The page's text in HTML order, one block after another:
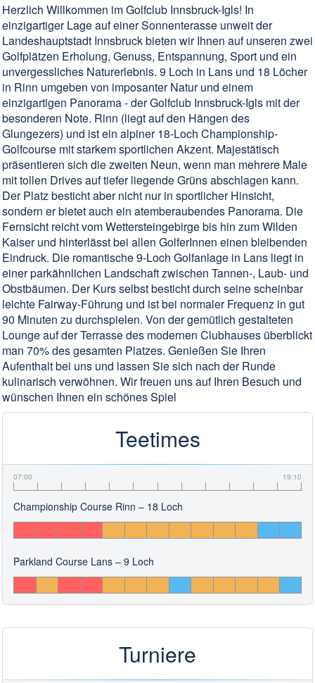
Herzlich Willkommen im Golfclub Innsbruck-Igls! In
einzigartiger Lage auf einer Sonnenterasse unweit der
Landeshauptstadt Innsbruck bieten wir Ihnen auf unseren zwei
Golfplätzen Erholung, Genuss, Entspannung, Sport und ein
unvergessliches Naturerlebnis. 9 Loch in Lans und 18 Löcher
in Rinn umgeben von imposanter Natur und einem
einzigartigen Panorama - der Golfclub Innsbruck-Igls mit der
besonderen Note. Rinn (liegt auf den Hängen des
Glungezers) und ist ein alpiner 18-Loch Championship-
Golfcourse mit starkem sportlichen Akzent. Majestätisch
präsentieren sich die zweiten Neun, wenn man mehrere Male
mit tollen Drives auf tiefer liegende Grüns abschlagen kann.
Der Platz besticht aber nicht nur in sportlicher Hinsicht,
sondern er bietet auch ein atemberaubendes Panorama. Die
Fernsicht reicht vom Wettersteingebirge bis hin zum Wilden
Kaiser und hinterlässt bei allen GolferInnen einen bleibenden
Eindruck. Die romantische 9-Loch Golfanlage in Lans liegt in
einer parkähnlichen Landschaft zwischen Tannen-, Laub- und
Obstbäumen. Der Kurs selbst besticht durch seine scheinbar
leichte Fairway-Führung und ist bei normaler Frequenz in gut
90 Minuten zu durchspielen. Von der gemütlich gestalteten
Lounge auf der Terrasse des modernen Clubhauses überblickt
man 70% des gesamten Platzes. Genießen Sie Ihren
Aufenthalt bei uns und lassen Sie sich nach der Runde
kulinarisch verwöhnen. Wir freuen uns auf Ihren Besuch und
wünschen Ihnen ein schönes Spiel
Teetimes
07:00 19:10
Championship Course Rinn – 18 Loch
Parkland Course Lans – 9 Loch
Turniere